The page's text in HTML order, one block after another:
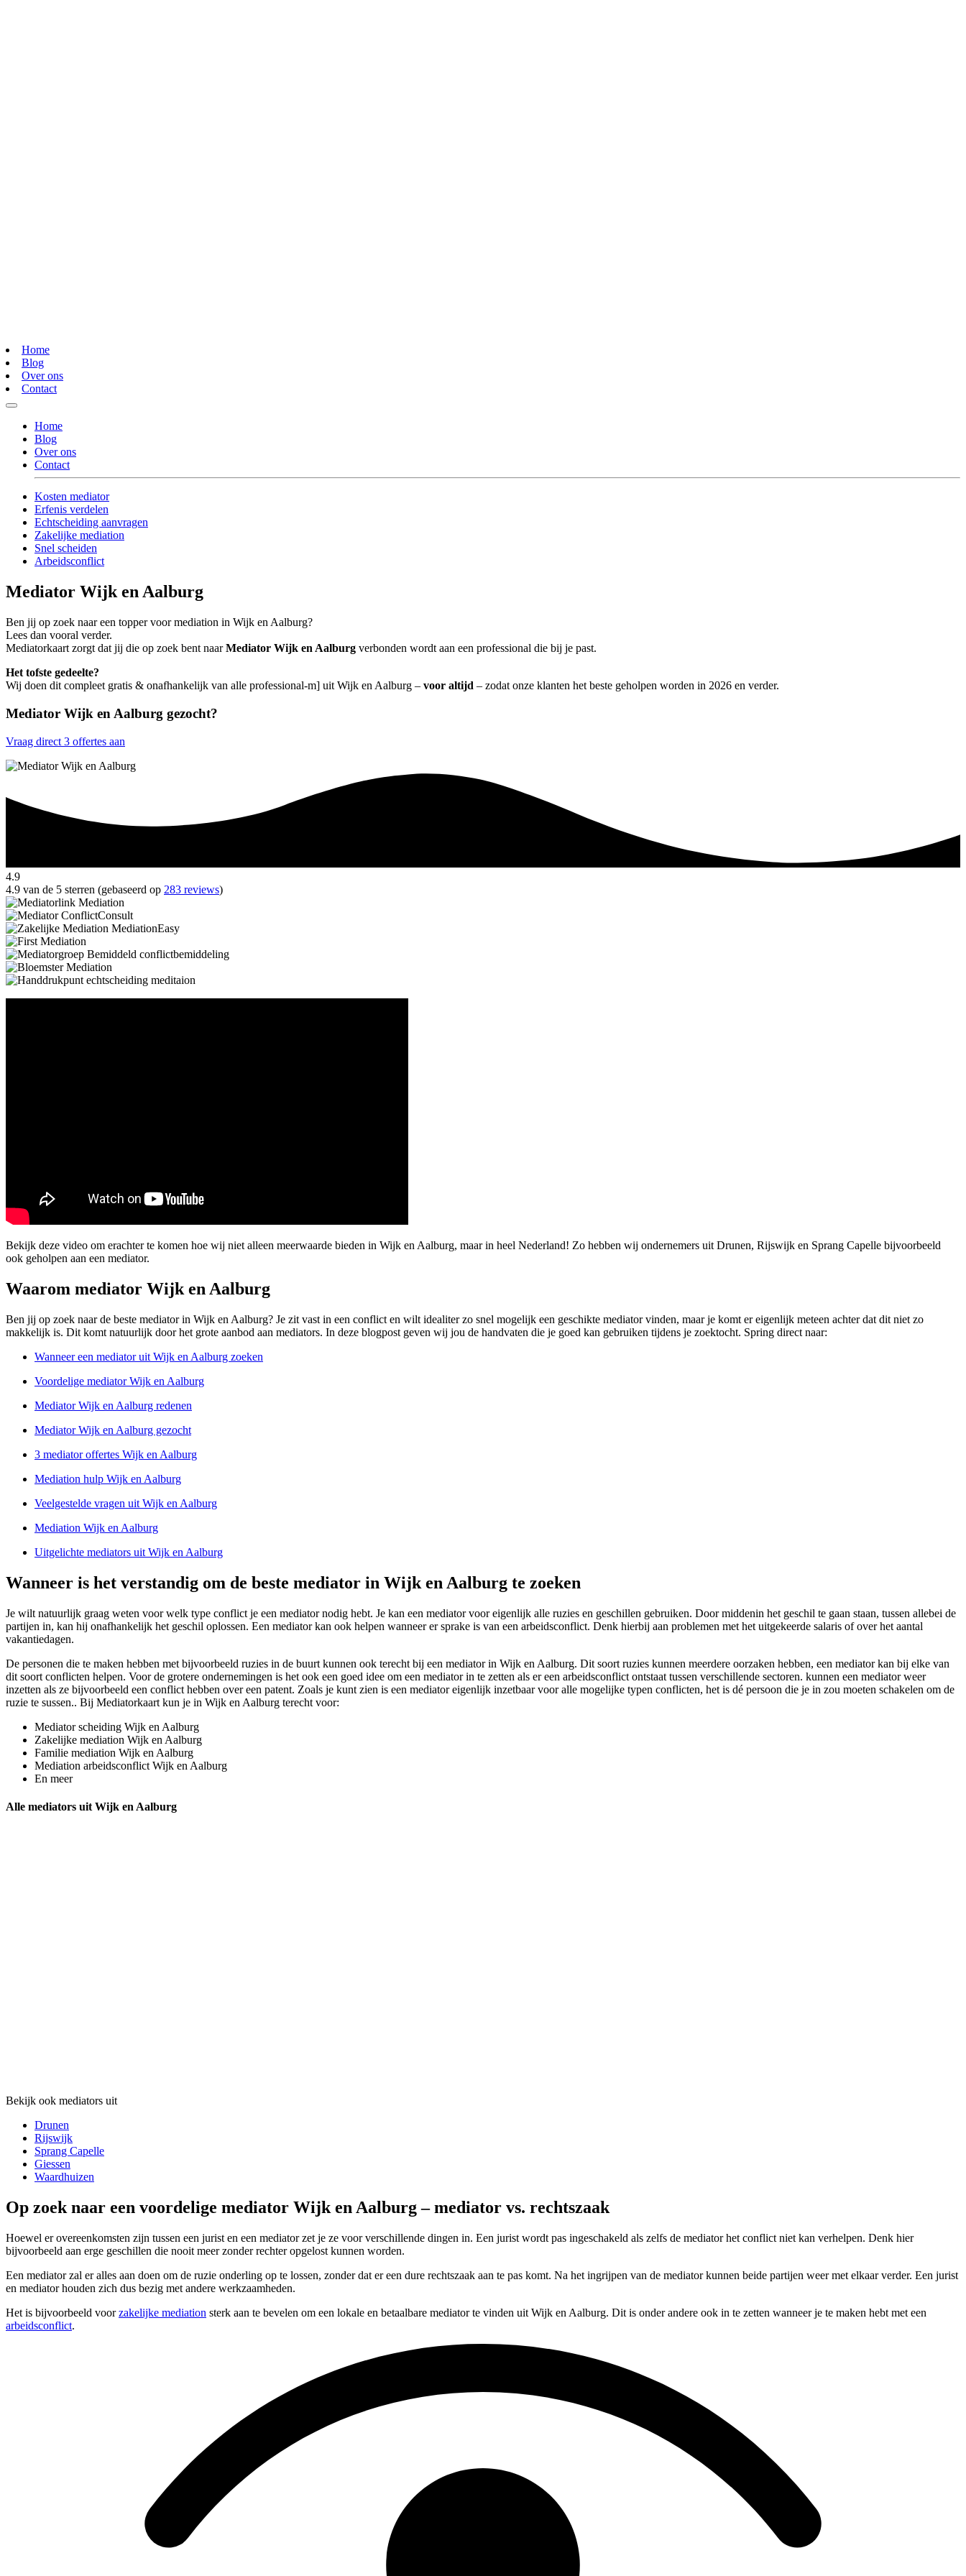
Home
Blog
Over ons
Contact
Home
Blog
Over ons
Contact
Kosten mediator
Erfenis verdelen
Echtscheiding aanvragen
Zakelijke mediation
Snel scheiden
Arbeidsconflict
Mediator Wijk en Aalburg
Ben jij op zoek naar een topper voor mediation in Wijk en Aalburg?
Lees dan vooral verder.
Mediatorkaart zorgt dat jij die op zoek bent naarMediator Wijk en Aalburg verbonden wordt aan een professional die bij je past.
Het tofste gedeelte?
Wij doen dit compleet gratis & onafhankelijk van alle professional-m] uit Wijk en Aalburg – voor altijd – zodat onze klanten het beste geholpen worden in 2026 en verder.
Mediator Wijk en Aalburg gezocht?
Vraag direct 3 offertes aan
4.9
4.9 van de 5 sterren (gebaseerd op 283 reviews)
Bekijk deze video om erachter te komen hoe wij niet alleen meerwaarde bieden in Wijk en Aalburg, maar in heel Nederland! Zo hebben wij ondernemers uit Drunen, Rijswijk en Sprang Capelle bijvoorbeeld
ook geholpen aan een mediator.
Waarom mediator Wijk en Aalburg
Ben jij op zoek naar de beste mediator in Wijk en Aalburg? Je zit vast in een conflict en wilt idealiter zo snel mogelijk een geschikte mediator vinden, maar je komt er eigenlijk meteen achter dat dit niet zo
makkelijk is. Dit komt natuurlijk door het grote aanbod aan mediators. In deze blogpost geven wij jou de handvaten die je goed kan gebruiken tijdens je zoektocht. Spring direct naar:
Wanneer een mediator uit Wijk en Aalburg zoeken
Voordelige mediator Wijk en Aalburg
Mediator Wijk en Aalburg redenen
Mediator Wijk en Aalburg gezocht
3 mediator offertes Wijk en Aalburg
Mediation hulp Wijk en Aalburg
Veelgestelde vragen uit Wijk en Aalburg
Mediation Wijk en Aalburg
Uitgelichte mediators uit Wijk en Aalburg
Wanneer is het verstandig om de beste mediator in Wijk en Aalburg te zoeken
Je wilt natuurlijk graag weten voor welk type conflict je een mediator nodig hebt. Je kan een mediator voor eigenlijk alle ruzies en geschillen gebruiken. Door middenin het geschil te gaan staan, tussen allebei de
partijen in, kan hij onafhankelijk het geschil oplossen. Een mediator kan ook helpen wanneer er sprake is van een arbeidsconflict. Denk hierbij aan problemen met het uitgekeerde salaris of over het aantal
vakantiedagen.
De personen die te maken hebben met bijvoorbeeld ruzies in de buurt kunnen ook terecht bij een mediator in Wijk en Aalburg. Dit soort ruzies kunnen meerdere oorzaken hebben, een mediator kan bij elke van
dit soort conflicten helpen. Voor de grotere ondernemingen is het ook een goed idee om een mediator in te zetten als er een arbeidsconflict ontstaat tussen verschillende sectoren. kunnen een mediator weer
inzetten als ze bijvoorbeeld een conflict hebben over een patent. Zoals je kunt zien is een mediator eigenlijk inzetbaar voor alle mogelijke typen conflicten, het is dé persoon die je in zou moeten schakelen om de
ruzie te sussen.. Bij Mediatorkaart kun je in Wijk en Aalburg terecht voor:
Mediator scheiding Wijk en Aalburg
Zakelijke mediation Wijk en Aalburg
Familie mediation Wijk en Aalburg
Mediation arbeidsconflict Wijk en Aalburg
En meer
Alle mediators uit Wijk en Aalburg
Bekijk ook mediators uit
Drunen
Rijswijk
Sprang Capelle
Giessen
Waardhuizen
Op zoek naar een voordelige mediator Wijk en Aalburg – mediator vs. rechtszaak
Hoewel er overeenkomsten zijn tussen een jurist en een mediator zet je ze voor verschillende dingen in. Een jurist wordt pas ingeschakeld als zelfs de mediator het conflict niet kan verhelpen. Denk hier
bijvoorbeeld aan erge geschillen die nooit meer zonder rechter opgelost kunnen worden.
Een mediator zal er alles aan doen om de ruzie onderling op te lossen, zonder dat er een dure rechtszaak aan te pas komt. Na het ingrijpen van de mediator kunnen beide partijen weer met elkaar verder. Een jurist
en mediator houden zich dus bezig met andere werkzaamheden.
Het is bijvoorbeeld voorzakelijke mediation sterk aan te bevelen om een lokale en betaalbare mediator te vinden uit Wijk en Aalburg. Dit is onder andere ook in te zetten wanneer je te maken hebt met een
arbeidsconflict.